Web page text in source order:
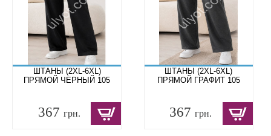
ШТАНЫ (2XL-6XL)
ПРЯМОЙ ЧЕРНЫЙ 105
367 грн.
ШТАНЫ (2XL-6XL)
ПРЯМОЙ ГРАФИТ 105
367грн.